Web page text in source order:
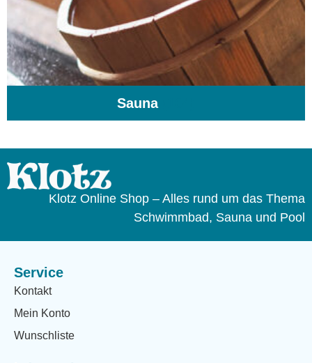
Sauna
Klotz Online Shop – Alles rund um das Thema
Schwimmbad, Sauna und Pool
Service
Kontakt
Mein Konto
Wunschliste